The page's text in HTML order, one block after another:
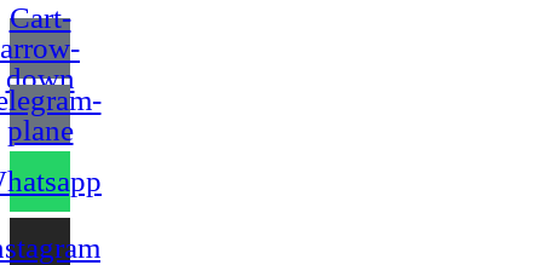
Cart-
arrow-
down
plane